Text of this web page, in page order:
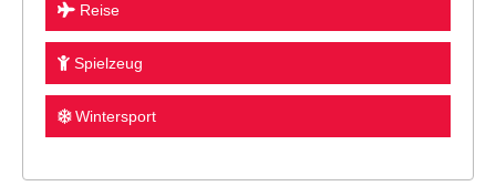
Reise
Spielzeug
Wintersport